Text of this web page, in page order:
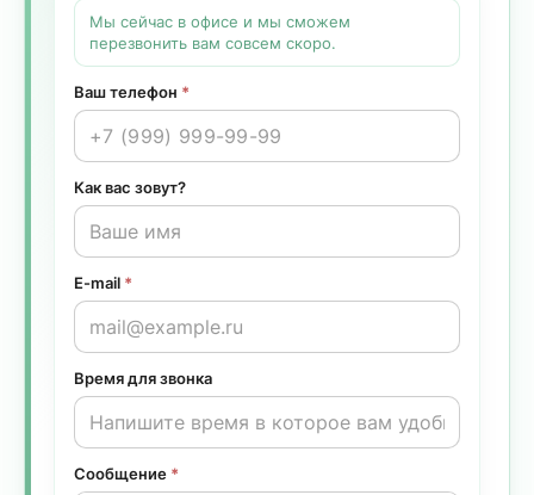
Мы сейчас в офисе и мы сможем
перезвонить вам совсем скоро.
Ваш телефон *
Как вас зовут?
E-mail *
Время для звонка
Сообщение *